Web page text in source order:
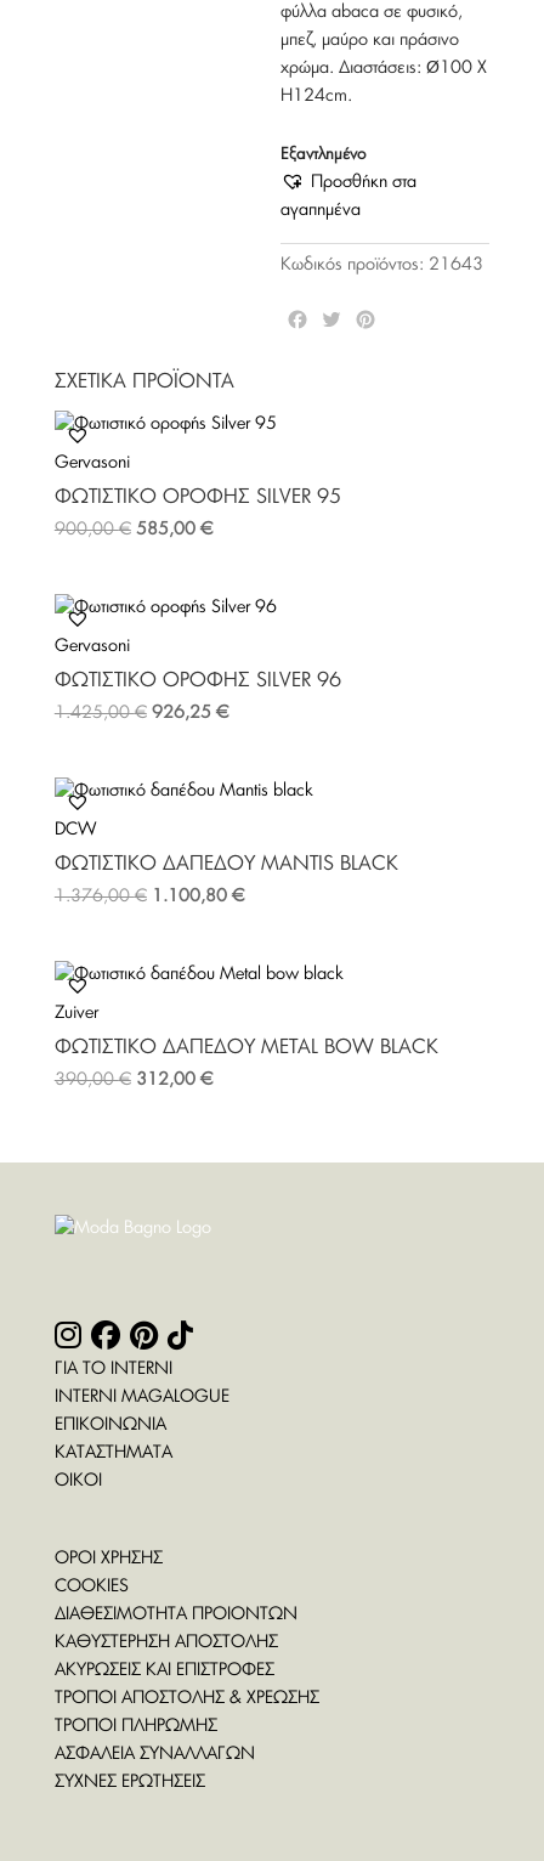
φύλλα abaca σε φυσικό,
μπεζ, μαύρο και πράσινο
χρώμα. Διαστάσεις: Ø100 Χ
Η124cm.
Εξαντλημένο
Προσθήκη στα
αγαπημένα
Κωδικός προϊόντος: 21643
k
ΣΧΕΤΙΚΆ ΠΡΟΪΌΝΤΑ
Gervasoni
ΦΩΤΙΣΤΙΚΌ ΟΡΟΦΉΣ SILVER 95
900,00€ 585,00 €
Gervasoni
ΦΩΤΙΣΤΙΚΌ ΟΡΟΦΉΣ SILVER 96
1.425,00€ 926,25 €
DCW
ΦΩΤΙΣΤΙΚΌ ΔΑΠΈΔΟΥ MANTIS BLACK
1.376,00€ 1.100,80 €
Zuiver
ΦΩΤΙΣΤΙΚΌ ΔΑΠΈΔΟΥ METAL BOW BLACK
390,00€ 312,00 €
ΓΙΑ ΤΟ INTERNI
INTERNI MAGALOGUE
ΕΠΙΚΟΙΝΩΝΙΑ
ΚΑΤΑΣΤΗΜΑΤΑ
ΟΙΚΟΙ
ΟΡΟΙ ΧΡΗΣΗΣ
COOKIES
ΔΙΑΘΕΣΙΜΟΤΗΤΑ ΠΡΟΙΟΝΤΩΝ
ΚΑΘΥΣΤΕΡΗΣΗ ΑΠΟΣΤΟΛΗΣ
ΑΚΥΡΩΣΕΙΣ ΚΑΙ ΕΠΙΣΤΡΟΦΕΣ
ΤΡΟΠΟΙ ΑΠΟΣΤΟΛΗΣ & ΧΡΕΩΣΗΣ
ΤΡΟΠΟΙ ΠΛΗΡΩΜΗΣ
ΑΣΦΑΛΕΙΑ ΣΥΝΑΛΛΑΓΩΝ
ΣΥΧΝΕΣ ΕΡΩΤΗΣΕΙΣ